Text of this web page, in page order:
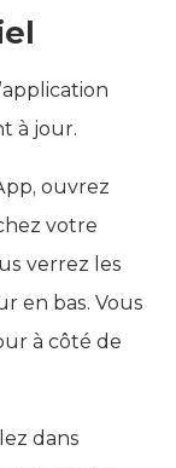
à jour.
ouvrez
votre
verrez les
en bas. Vous
à côté de
dans